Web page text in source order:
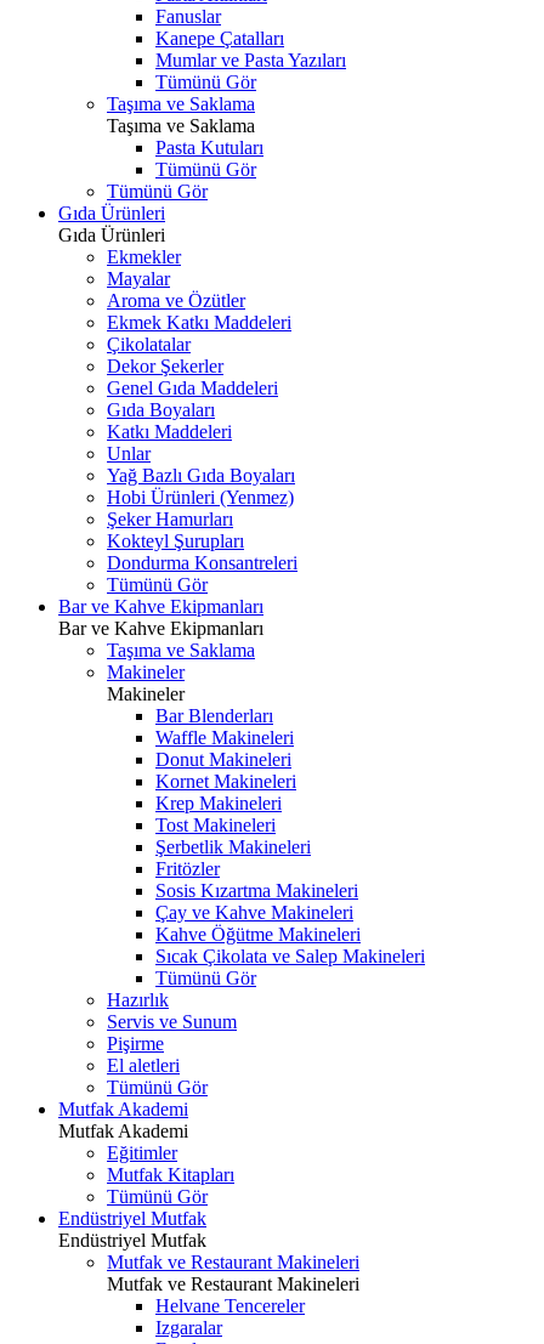
Fanuslar
Kanepe Çatalları
Mumlar ve Pasta Yazıları
Tümünü Gör
Taşıma ve Saklama
Taşıma ve Saklama
Pasta Kutuları
Tümünü Gör
Tümünü Gör
Gıda Ürünleri
Gıda Ürünleri
Ekmekler
Mayalar
Aroma ve Özütler
Ekmek Katkı Maddeleri
Çikolatalar
Dekor Şekerler
Genel Gıda Maddeleri
Gıda Boyaları
Katkı Maddeleri
Unlar
Yağ Bazlı Gıda Boyaları
Hobi Ürünleri (Yenmez)
Şeker Hamurları
Kokteyl Şurupları
Dondurma Konsantreleri
Tümünü Gör
Bar ve Kahve Ekipmanları
Bar ve Kahve Ekipmanları
Taşıma ve Saklama
Makineler
Makineler
Bar Blenderları
Waffle Makineleri
Donut Makineleri
Kornet Makineleri
Krep Makineleri
Tost Makineleri
Şerbetlik Makineleri
Fritözler
Sosis Kızartma Makineleri
Çay ve Kahve Makineleri
Kahve Öğütme Makineleri
Sıcak Çikolata ve Salep Makineleri
Tümünü Gör
Hazırlık
Servis ve Sunum
Pişirme
El aletleri
Tümünü Gör
Mutfak Akademi
Mutfak Akademi
Eğitimler
Mutfak Kitapları
Tümünü Gör
Endüstriyel Mutfak
Endüstriyel Mutfak
Mutfak ve Restaurant Makineleri
Mutfak ve Restaurant Makineleri
Helvane Tencereler
Izgaralar